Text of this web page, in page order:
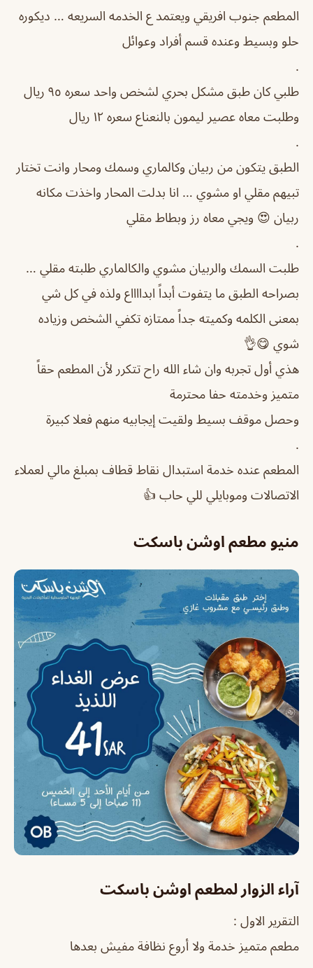
المطعم جنوب افريقي ويعتمد ع الخدمه السريعه … ديكوره
حلو وبسيط وعنده قسم أفراد وعوائل
.
طلبي كان طبق مشكل بحري لشخص واحد سعره ٩٥ ريال
وطلبت معاه عصير ليمون بالنعناع سعره ١٢ ريال
.
الطبق يتكون من ربيان وكالماري وسمك ومحار وانت تختار
تبيهم مقلي او مشوي … انا بدلت المحار واخذت مكانه
ربيان 😍 ويجي معاه رز وبطاط مقلي
.
طلبت السمك والربيان مشوي والكالماري طلبته مقلي …
بصراحه الطبق ما يتفوت أبداً ابدااااع ولذه في كل شي
بمعنى الكلمه وكميته جداً ممتازه تكفي الشخص وزياده
شوي 😋👌
هذي أول تجربه وان شاء الله راح تتكرر لأن المطعم حقاً
متميز وخدمته حفا محترمة
وحصل موقف بسيط ولقيت إيجابيه منهم فعلا كبيرة
.
المطعم عنده خدمة استبدال نقاط قطاف بمبلغ مالي لعملاء
الاتصالات وموبايلي للي حاب 👍
منيو مطعم اوشن باسكت
آراء الزوار لمطعم اوشن باسكت
التقرير الاول :
مطعم متميز خدمة ولا أروع نظافة مفيش بعدها